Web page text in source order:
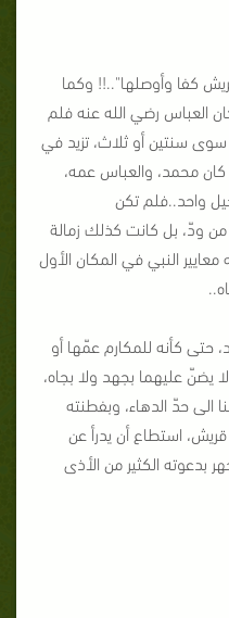
كفا وأوصلها"..!! وكما
العباس رضي الله عنه فلم
سنتين أو ثلاث، تزيد في
محمد، والعباس عمه،
واحد..فلم تكن
من ودّ، بل كانت كذلك زمالة
النبي في المكان الأول
حتى كأنه للمكارم عمّها أو
يضنّ عليهما بجهد ولا بجاه،
الى حدّ الدهاء، وبفطنته
استطاع أن يدرأ عن
بدعوته الكثير من الأذى